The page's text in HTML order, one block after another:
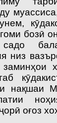
бозӣ
низ
нақшаи
оғоз